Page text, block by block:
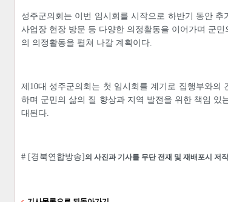
성주군의회는 이번 임시회를 시작으로 하반기 동안
사업장 현장 방문 등 다양한 의정활동을 이어가며 군
의 의정활동을 펼쳐 나갈 계획이다.
제10대 성주군의회는 첫 임시회를 계기로 집행부와의
하며 군민의 삶의 질 향상과 지역 발전을 위한 책임 있
대된다.
# [경북연합방송]의 사진과 기사를 무단 전재 및 재배포시 저